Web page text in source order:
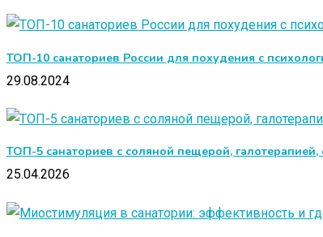
ТОП-10 санаториев России для похудения с
29.08.2024
ТОП-5 санаториев с соляной пещерой, галотерапией,
25.04.2026